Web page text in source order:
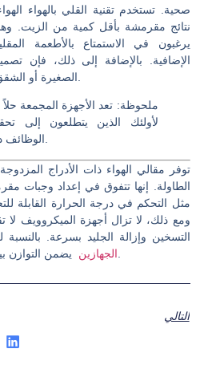
صحية. تستخدم تقنية القلي بالهواء
نتائج مقرمشة بأقل كمية من الزيت. وهذا
يرغبون في الاستمتاع بالأطعمة
الإضافية. بالإضافة إلى ذلك، فإن
ملحوظة: تعد الأجهزة المجمعة
لأولئك الذين يتطلعون إلى
توفر مقالي الهواء ذات الأدراج
الطاولة. إنها تتفوق في إعداد وجبات
مثل التحكم في درجة الحرارة القابلة
ومع ذلك، لا تزال أجهزة الميكروويف
التسخين وإزالة الجليد بسرعة. بالنسبة
الجهازين
التالي